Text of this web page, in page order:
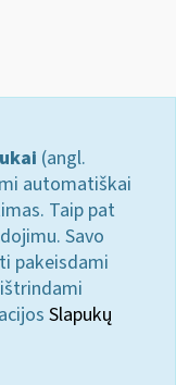
(angl.
automatiškai
Taip pat
Savo
pakeisdami
Slapukų